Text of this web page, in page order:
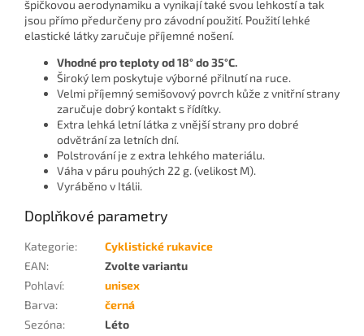
špičkovou aerodynamiku a vynikají také svou lehkostí a tak
jsou přímo předurčeny pro závodní použití. Použití lehké
elastické látky zaručuje příjemné nošení.
Vhodné pro teploty od 18° do 35°C.
Široký lem poskytuje výborné přilnutí na ruce.
Velmi příjemný semišovový povrch kůže z vnitřní strany
zaručuje dobrý kontakt s řídítky.
Extra lehká letní látka z vnější strany pro dobré
odvětrání za letních dní.
Polstrování je z extra lehkého materiálu.
Váha v páru pouhých 22 g. (velikost M).
Vyráběno v Itálii.
Doplňkové parametry
Kategorie:
Cyklistické rukavice
EAN:
Zvolte variantu
Pohlaví:
unisex
Barva:
černá
Sezóna: Léto